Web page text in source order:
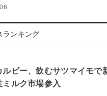
ランキング
ルビー、飲むサツマイモ
ミルク市場参入